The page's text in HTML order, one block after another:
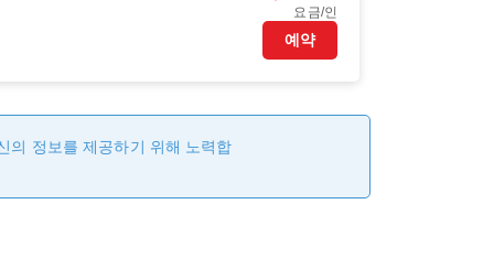
요금/인
예약
의 정보를 제공하기 위해 노력합